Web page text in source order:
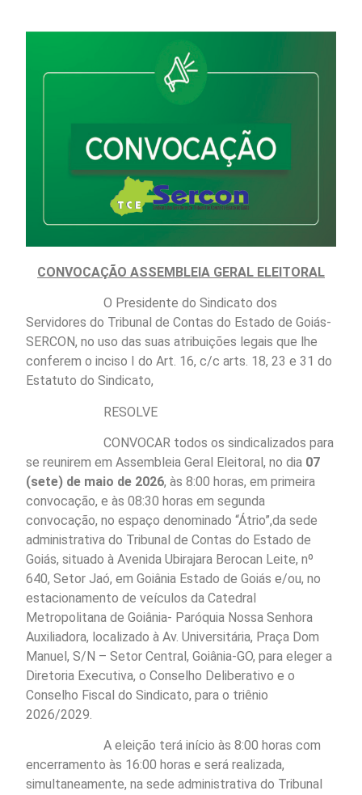
CONVOCAÇÃO ASSEMBLEIA GERAL ELEITORAL
O Presidente do Sindicato dos
Servidores do Tribunal de Contas do Estado de Goiás-
SERCON, no uso das suas atribuições legais que lhe
conferem o inciso I do Art. 16, c/c arts. 18, 23 e 31 do
Estatuto do Sindicato,
RESOLVE
CONVOCAR todos os sindicalizados para
se reunirem em Assembleia Geral Eleitoral, no dia 07
(sete) de maio de 2026, às 8:00 horas, em primeira
convocação, e às 08:30 horas em segunda
convocação, no espaço denominado “Átrio”,da sede
administrativa do Tribunal de Contas do Estado de
Goiás, situado à Avenida Ubirajara Berocan Leite, nº
640, Setor Jaó, em Goiânia Estado de Goiás e/ou, no
estacionamento de veículos da Catedral
Metropolitana de Goiânia- Paróquia Nossa Senhora
Auxiliadora, localizado à Av. Universitária, Praça Dom
Manuel, S/N – Setor Central, Goiânia-GO, para eleger a
Diretoria Executiva, o Conselho Deliberativo e o
Conselho Fiscal do Sindicato, para o triênio
2026/2029.
A eleição terá início às 8:00 horas com
encerramento às 16:00 horas e será realizada,
simultaneamente, na sede administrativa do Tribunal